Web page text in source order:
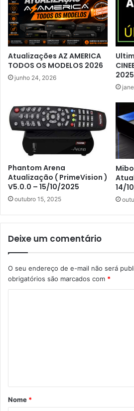
Atualizações AZ AMERICA
TODOS OS MODELOS 2026
junho 24, 2026
2025
Phantom Arena
Atualização ( PrimeVision )
V5.0.0 – 15/10/2025
outubro 15, 2025
14/
Deixe um comentário
O seu endereço de e-mail não será
obrigatórios são marcados com *
á
r
Nome *